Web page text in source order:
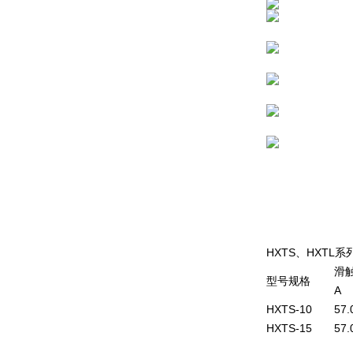
HXTS、HXTL系
型号规格
滑
A
HXTS-10
HXTS-15